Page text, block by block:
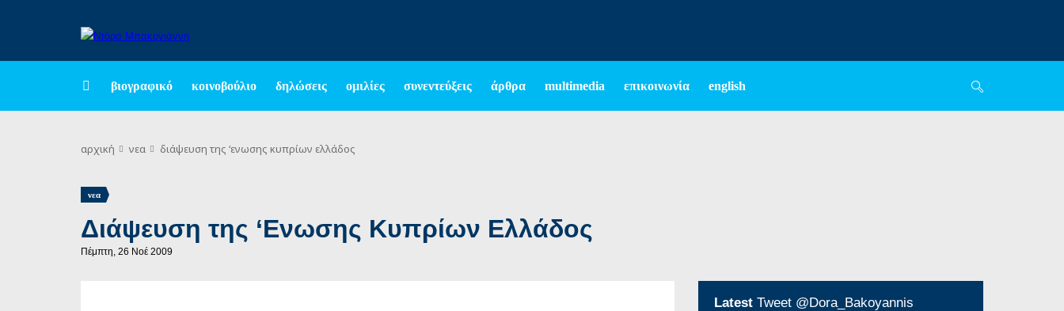
βιογραφικό κοινοβούλιο δηλώσεις ομιλίες συνεντεύξεις άρθρα multimedia επικοινωνία english
αρχική νεα διάψευση της ‘ενωσης κυπρίων ελλάδος
νεα
Διάψευση της ‘Ενωσης Κυπρίων Ελλάδος
Πέμπτη, 26 Νοέ 2009
Latest Tweet @Dora_Bakoyannis